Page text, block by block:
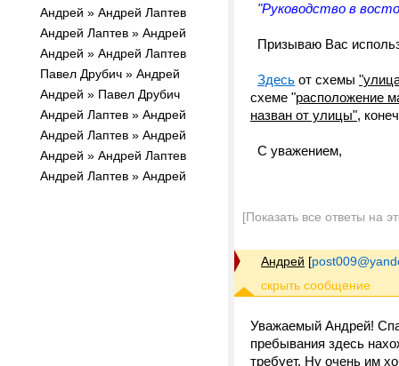
Андрей » Андрей Лаптев
Андрей Лаптев » Андрей
Андрей » Андрей Лаптев
Павел Друбич » Андрей
Андрей » Павел Друбич
Андрей Лаптев » Андрей
Андрей Лаптев » Андрей
Андрей » Андрей Лаптев
Андрей Лаптев » Андрей
"Руководство в
Призываю Вас
Здесь от схемы
схеме "расположение
назван от улицы",
С уважением,
[Показать все ответы на
Андрей [
Уважаемый Андрей!
пребывания здесь
требует. Ну очень им